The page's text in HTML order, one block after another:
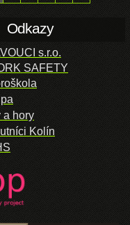
Odkazy
s.r.o.
SAFETY
a hory
Kolín